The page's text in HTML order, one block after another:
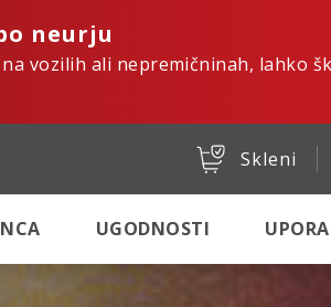
neurju
vozilih ali nepremičninah, lahko
Skleni
UGODNOSTI